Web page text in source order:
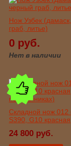
Нож Узбек
граб, литье)
0 руб.
Нет в наличии
Складной нож 012
S390, G10
24 800 руб.